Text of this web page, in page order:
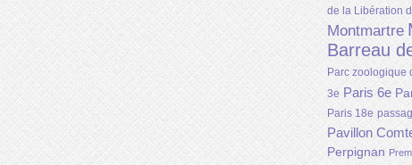
de la Libération
Montmartre
Barreau
Parc zoologique
3e Paris 6e
Paris 18e
Pavillon
Perpignan